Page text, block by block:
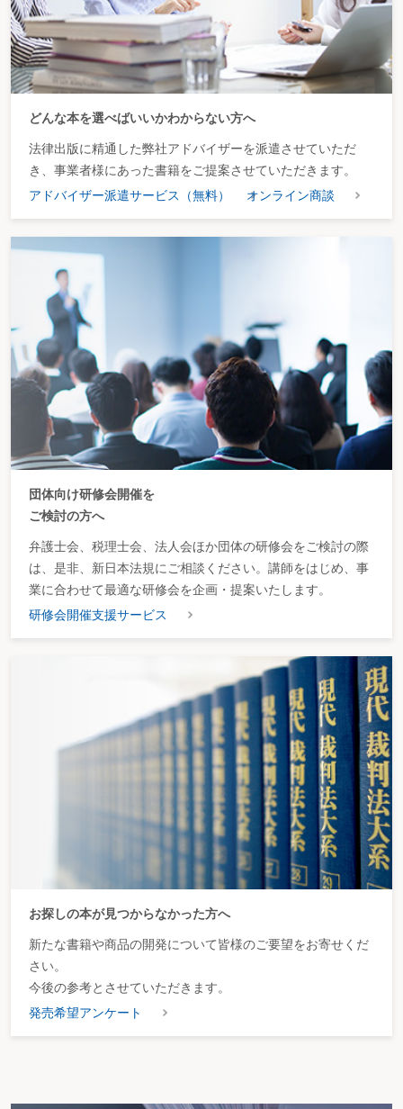
どんな本を選べばいいかわからない方へ
法律出版に精通した弊社アドバイザーを派遣させていただ
き、事業者様にあった書籍をご提案させていただきます。
アドバイザー派遣サービス（無料）
オンライン商談
団体向け研修会開催を
ご検討の方へ
弁護士会、税理士会、法人会ほか団体の研修会をご検討の際
は、是非、新日本法規にご相談ください。講師をはじめ、事
業に合わせて最適な研修会を企画・提案いたします。
研修会開催支援サービス
お探しの本が見つからなかった方へ
新たな書籍や商品の開発について皆様のご要望をお寄せくだ
さい。
今後の参考とさせていただきます。
発売希望アンケート